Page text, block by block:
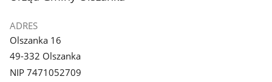
ADRES
Olszanka 16
49-332 Olszanka
NIP 7471052709